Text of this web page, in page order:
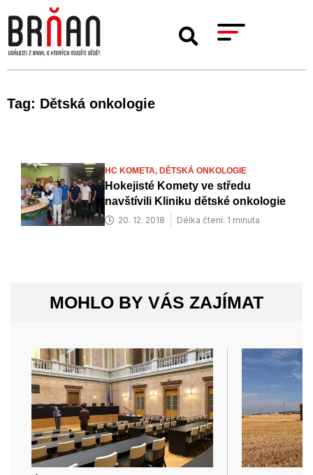
Tag: Dětská onkologie
HC KOMETA, DĚTSKÁ ONKOLOGIE
Hokejisté Komety ve středu
navštívili Kliniku dětské onkologie
20. 12. 2018 Délka čtení: 1 minuta
MOHLO BY VÁS ZAJÍMAT